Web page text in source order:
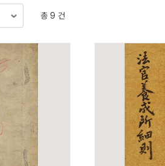
연산자 사용안내
“정조”와 “정약
“정조” 또는 “
총 9 건